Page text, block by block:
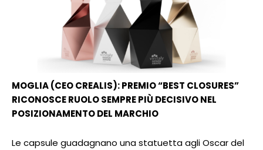
MOGLIA (CEO CREALIS): PREMIO “BEST CLOSURES”
RICONOSCE RUOLO SEMPRE PIÙ DECISIVO NEL
POSIZIONAMENTO DEL MARCHIO
Le capsule guadagnano una statuetta agli Oscar del